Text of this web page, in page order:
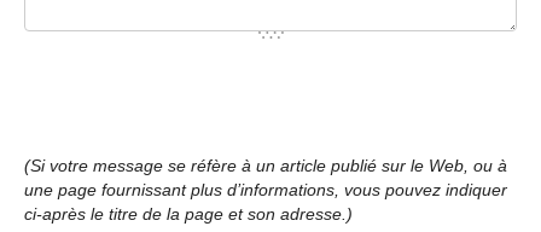
(Si votre message se réfère à un article publié sur le Web, ou à
une page fournissant plus d’informations, vous pouvez indiquer
ci-après le titre de la page et son adresse.)